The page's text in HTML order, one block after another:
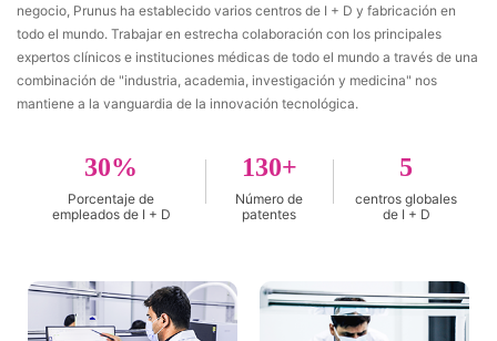
negocio, Prunus ha establecido varios centros de I + D y fabricación en
todo el mundo. Trabajar en estrecha colaboración con los principales
expertos clínicos e instituciones médicas de todo el mundo a través de una
combinación de "industria, academia, investigación y medicina" nos
mantiene a la vanguardia de la innovación tecnológica.
30
Porcentaje de
empleados de I + D
130
Número de
patentes
5
centros globales
de I + D